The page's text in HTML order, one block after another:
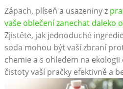
Zápach, plíseň a usazeniny z
vaše​ oblečení zanechat⁢ daleko
Zjistěte, jak⁢ jednoduché
soda‌ mohou být vaší zbraní⁣
chemie a s ohledem na
čistoty vaší pračky efektivně⁢ a